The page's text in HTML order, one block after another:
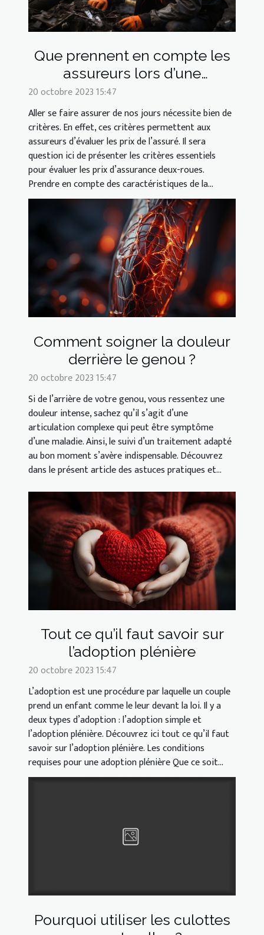
Que prennent en compte les
assureurs lors d’une
assurance deux-roues ?
20 octobre 2023 15:47
Aller se faire assurer de nos jours nécessite bien de
critères. En effet, ces critères permettent aux
assureurs d’évaluer les prix de l’assuré. Il sera
question ici de présenter les critères essentiels
pour évaluer les prix d’assurance deux-roues.
Prendre en compte des caractéristiques de la...
Comment soigner la douleur
derrière le genou ?
20 octobre 2023 15:47
Si de l’arrière de votre genou, vous ressentez une
douleur intense, sachez qu’il s’agit d’une
articulation complexe qui peut être symptôme
d’une maladie. Ainsi, le suivi d’un traitement adapté
au bon moment s’avère indispensable. Découvrez
dans le présent article des astuces pratiques et...
Tout ce qu’il faut savoir sur
l’adoption plénière
20 octobre 2023 15:47
L’adoption est une procédure par laquelle un couple
prend un enfant comme le leur devant la loi. Il y a
deux types d’adoption : l’adoption simple et
l’adoption plénière. Découvrez ici tout ce qu’il faut
savoir sur l’adoption plénière. Les conditions
requises pour une adoption plénière Que ce soit...
Pourquoi utiliser les culottes